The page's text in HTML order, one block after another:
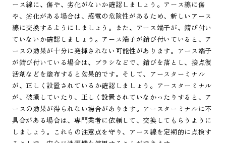
ース線に、傷や、劣化がないか確認しましょう。アース線に傷
や、劣化がある場合は、感電の危険性があるため、新しいアース
線に交換するようにしましょう。また、アース端子が、錆び付い
ていないか確認しましょう。アース端子が錆び付いていると、ア
ースの効果が十分に発揮されない可能性があります。アース端子
が錆び付いている場合は、ブラシなどで、錆びを落とし、接点復
活剤などを塗布すると効果的です。そして、アースターミナル
が、正しく設置されているか確認しましょう。アースターミナル
が、破損していたり、正しく設置されていなかったりすると、ア
ースの効果が得られない場合があります。アースターミナルに不
具合がある場合は、専門業者に依頼して、交換してもらうように
しましょう。これらの注意点を守り、アース線を定期的に点検す